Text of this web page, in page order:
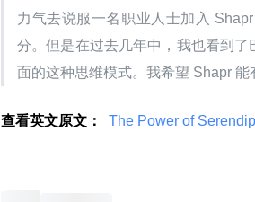
力气去说服一名职业人士加入
分。但是在过去几年中，我也看到
面的这种思维模式。我希望 Shapr
查看英文原文： The Power of